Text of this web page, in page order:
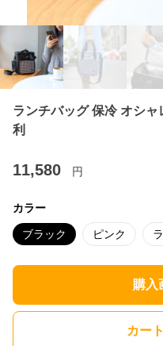
ランチバッグ 保冷 オシ
利
11,580 円
カラー
ブラック ピンク
購入
カー